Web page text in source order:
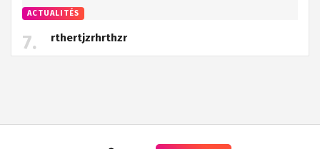
ACTUALITÉS
rthertjzrhrthzr